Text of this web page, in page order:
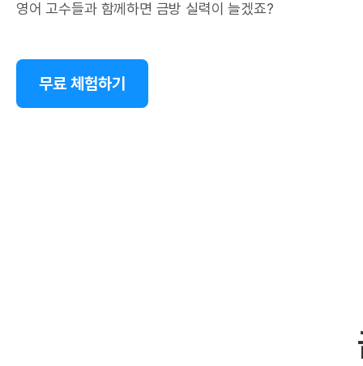
영어 고수들과 함께하면 금방 실력이 늘겠죠?
무료 체험하기